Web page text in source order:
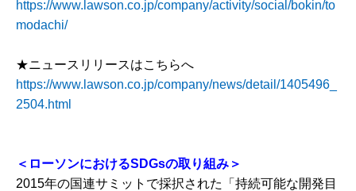
https://www.lawson.co.jp/company/activity/social/bokin/to
modachi/
★ニュースリリースはこちらへ
https://www.lawson.co.jp/company/news/detail/1405496_
2504.html
＜ローソンにおけるSDGsの取り組み＞
2015年の国連サミットで採択された「持続可能な開発目